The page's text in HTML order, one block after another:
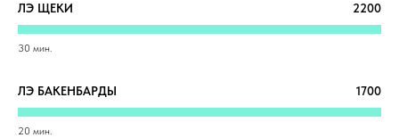
ЛЭ ЩЕКИ 2200
30 мин.
ЛЭ БАКЕНБАРДЫ 1700
20 мин.